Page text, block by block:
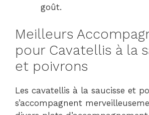
goût.
Meilleurs
pour Cavatellis à la
et poivrons
Les cavatellis à la saucisse et
s’accompagnent